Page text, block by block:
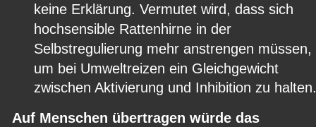
keine Erklärung. Vermutet wird, dass sich
hochsensible Rattenhirne in der
Selbstregulierung mehr anstrengen müssen,
um bei Umweltreizen ein Gleichgewicht
zwischen Aktivierung und Inhibition zu
Auf Menschen übertragen würde das